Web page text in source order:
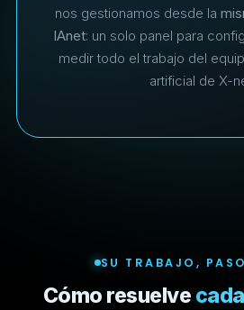
nos gestionamos desde la
IAnet: un solo panel para
medir todo el trabajo del
artificial de X-
SU TRABAJO,
Cómo resuelve